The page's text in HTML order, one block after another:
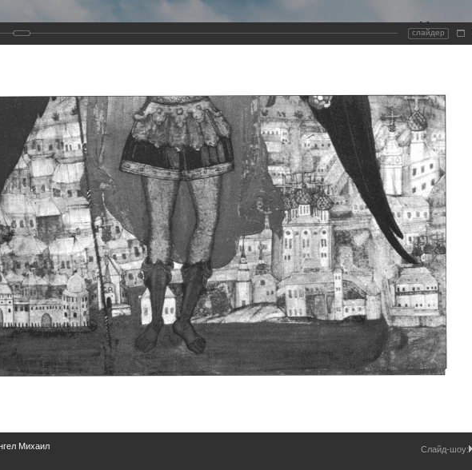
Виртуальный
Новомучеников и
Земли
Сайт создан по благословлению
и Холмогорского Даниила
Наследники Галерея Вопрос-ответ
Главная Галерея Храмы-мученики Архангельска Свято-Троицкий собор
Свято-Троицкий собор
Свято-Троицкий собор Архангельска
слайдер
Михаил Слайд-шоу: